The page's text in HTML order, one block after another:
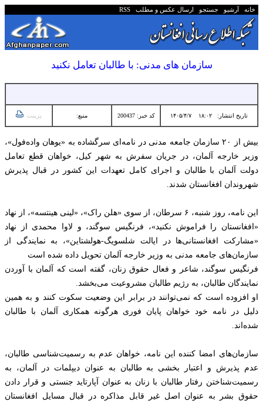
خانه آرشیو جستجو ارسال عکس و مطلب RSS
سازمان های مدنی: با طالبان تعامل نکنید
تاریخ انتشار: ۱۸:۰۲ ۱۴۰۵/۴/۷ کد خبر: 200437 منبع: پرینت
بیش از ۲۰ سازمان جامعه مدنی در نامه‌ای سرگشاده به «یوهان واده‌فول»،
وزیر خارجه آلمان، در جریان سفرش به شهر کیل، خواهان قطع تعامل
دولت آلمان با طالبان و اجرای کامل تعهدات این کشور در قبال پذیرش
شهروندان افغانستان شدند.
این نامه، روز شنبه، ۶ سرطان، از سوی «هلن راک»، «لینی هینتسه»، از نهاد
«افغانستان را فراموش نکنید»، فرنگیس سوگند، و لاوا محمدی از نهاد
«مشارکت افغانستانی‌‌ها در ایالت شلسویگ-هولشتاین»، به نمایندگی از
سازمان‌های جامعه مدنی به وزیر خارجه آلمان تحویل داده شده است
فرنگیس سوگند، شاعر و فعال حقوق زنان، گفته است که آلمان با آوردن
نمایندگان طالبان، به رژیم طالبان مشروعیت می‌بخشد.
او افزوده است که نمی‌توانند در برابر این وضعیت سکوت کنند و به همین
دلیل در نامه خود خواهان پایان فوری هرگونه همکاری آلمان با طالبان
شده‌اند.
سازمان‌های امضا کننده این نامه، خواهان عدم به رسمیت‌شناسی طالبان،
عدم پذیرش و اعتبار بخشی به طالبان به عنوان دیپلمات در آلمان، به
رسمیت‌شناختن رفتار طالبان با زنان به عنوان آپارتاید جنستی و قرار دادن
حقوق بشر به عنوان اصل غیر قابل مذاکره در قبال مسایل افغانستان